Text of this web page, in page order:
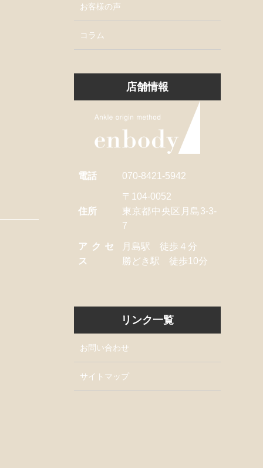
お客様の声
コラム
店舗情報
電話 070-8421-5942
住所
〒104-0052
東京都中央区月島3-3-
7
アクセ
ス
月島駅 徒歩４分
勝どき駅 徒歩10分
リンク一覧
お問い合わせ
サイトマップ